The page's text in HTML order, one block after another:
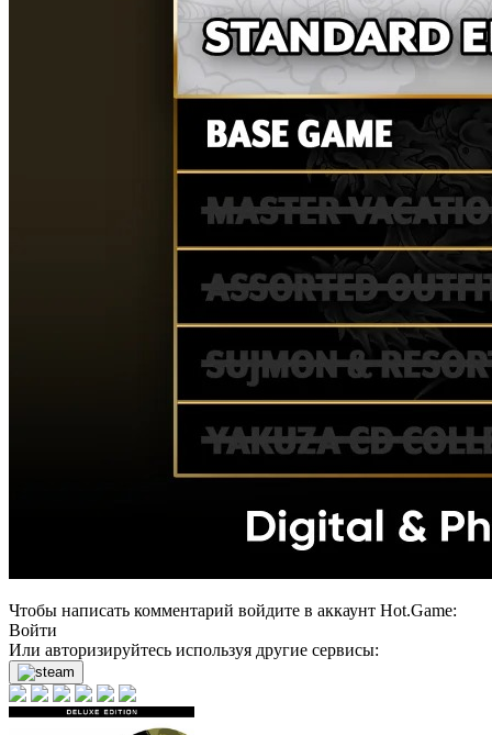
Чтобы написать комментарий войдите в аккаунт Hot.Game:
Войти
Или авторизируйтесь используя другие сервисы: